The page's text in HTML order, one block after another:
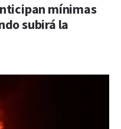
mínimas
subirá la